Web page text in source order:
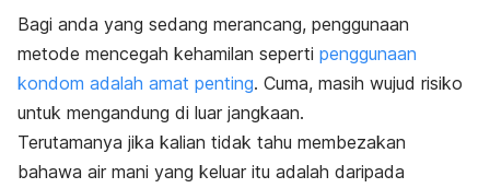
Bagi anda yang sedang merancang, penggunaan
metode mencegah kehamilan seperti penggunaan
kondom adalah amat penting. Cuma, masih wujud risiko
untuk mengandung di luar jangkaan.
Terutamanya jika kalian tidak tahu membezakan
bahawa air mani yang keluar itu adalah daripada